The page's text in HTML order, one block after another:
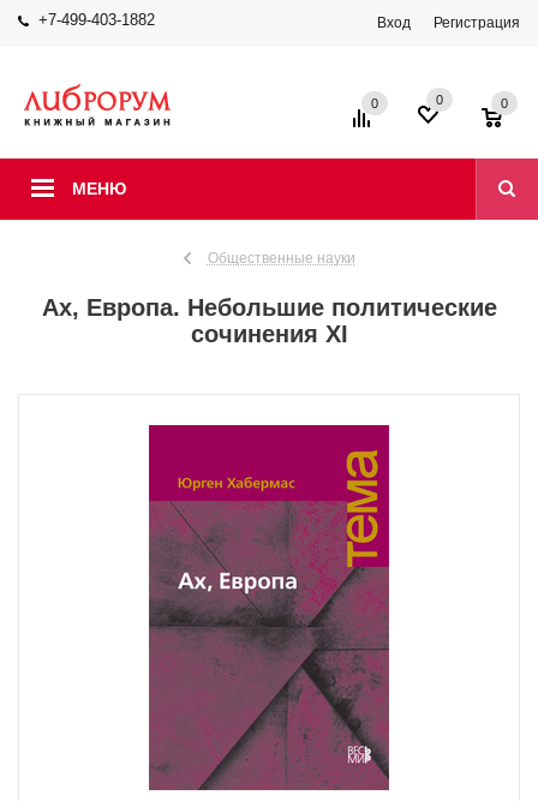
+7-499-403-1882 Вход Регистрация
МЕНЮ
0 0 0
Общественные науки
Ах, Европа. Небольшие политические
сочинения XI